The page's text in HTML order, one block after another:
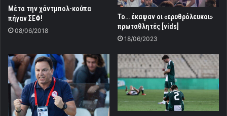
Μέτα την χάντμπολ-κούπα
πήγαν ΣΕΦ!
08/06/2018
Το… έκαψαν οι «ερυθρόλευκοι»
πρωταθλητές [vids]
18/06/2023